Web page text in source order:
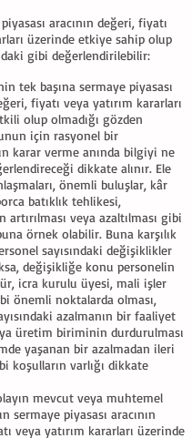
aracının değeri, fiyatı
üzerinde etkiye sahip olup
gibi değerlendirilebilir:
tek başına sermaye piyasası
fiyatı veya yatırım kararları
olup olmadığı gözden
için rasyonel bir
karar verme anında bilgiyi ne
dikkate alınır. Ele
önemli buluşlar, kâr
batıklık tehlikesi,
artırılması veya azaltılması gibi
örnek olabilir. Buna karşılık
sayısındaki değişiklikler
değişikliğe konu personelin
icra kurulu üyesi, mali işler
önemli noktalarda olması,
azalmanın bir faaliyet
üretim biriminin durdurulması
yaşanan bir azalmadan ileri
koşulların varlığı dikkate
mevcut veya muhtemel
sermaye piyasası aracının
veya yatırım kararları üzerinde